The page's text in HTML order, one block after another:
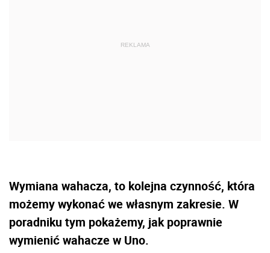
Wymiana wahacza, to kolejna czynność, która
możemy wykonać we własnym zakresie. W
poradniku tym pokażemy, jak poprawnie
wymienić wahacze w Uno.